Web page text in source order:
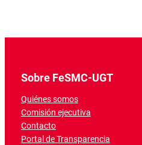
Sobre FeSMC-UGT
Quiénes somos
Comisión ejecutiva
Contacto
Portal de Transparencia